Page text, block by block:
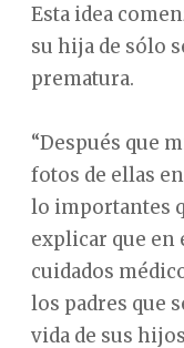
Esta idea
su hija de sólo
prematura.
“Después que
fotos de ellas
lo importantes
explicar que en
cuidados
los padres que
vida de sus